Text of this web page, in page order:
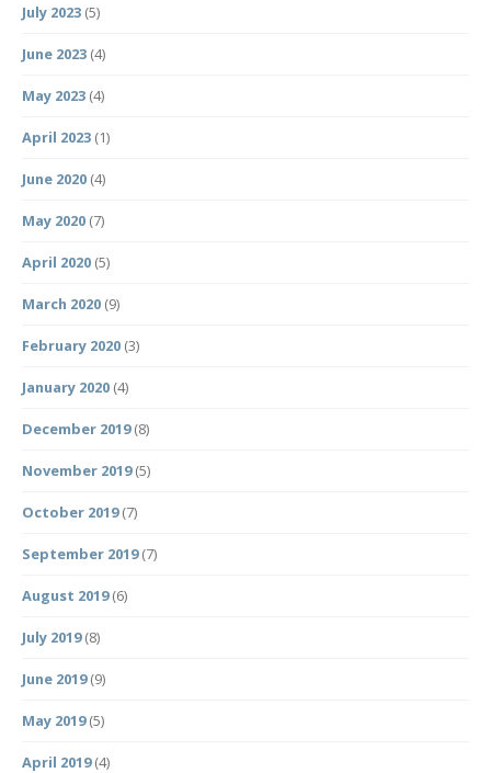
July 2023 (5)
June 2023 (4)
May 2023 (4)
April 2023 (1)
June 2020 (4)
May 2020 (7)
April 2020 (5)
March 2020 (9)
February 2020 (3)
January 2020 (4)
December 2019(8)
November 2019(5)
October 2019(7)
September 2019(7)
August 2019(6)
July 2019(8)
June 2019(9)
May 2019(5)
April 2019(4)